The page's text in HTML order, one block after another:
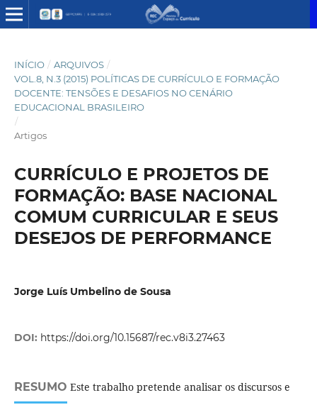
INÍCIO / ARQUIVOS /
VOL.8, N.3 (2015) POLÍTICAS DE CURRÍCULO E FORMAÇÃO
DOCENTE: TENSÕES E DESAFIOS NO CENÁRIO
EDUCACIONAL BRASILEIRO
/
Artigos
CURRÍCULO E PROJETOS DE
FORMAÇÃO: BASE NACIONAL
COMUM CURRICULAR E SEUS
DESEJOS DE PERFORMANCE
Jorge Luís Umbelino de Sousa
DOI: https://doi.org/10.15687/rec.v8i3.27463
RESUMO Este trabalho pretende analisar os discursos e